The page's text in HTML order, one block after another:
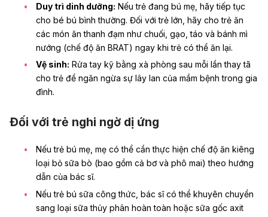
Duy trì dinh dưỡng: Nếu trẻ đang bú mẹ, hãy tiếp tục
cho bé bú bình thường. Đối với trẻ lớn, hãy cho trẻ ăn
các món ăn thanh đạm như chuối, gạo, táo và bánh mì
nướng (chế độ ăn BRAT) ngay khi trẻ có thể ăn lại.
Vệ sinh: Rửa tay kỹ bằng xà phòng sau mỗi lần thay tã
cho trẻ để ngăn ngừa sự lây lan của mầm bệnh trong gia
đình.
Đối với trẻ nghi ngờ dị ứng
Nếu trẻ bú mẹ, mẹ có thể cần thực hiện chế độ ăn kiêng
loại bỏ sữa bò (bao gồm cả bơ và phô mai) theo hướng
dẫn của bác sĩ.
Nếu trẻ bú sữa công thức, bác sĩ có thể khuyên chuyển
sang loại sữa thủy phân hoàn toàn hoặc sữa gốc axit